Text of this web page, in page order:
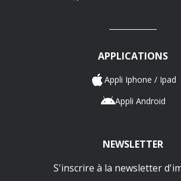
APPLICATIONS
Appli Iphone / Ipad
Appli Android
NEWSLETTER
S'inscrire à la newsletter